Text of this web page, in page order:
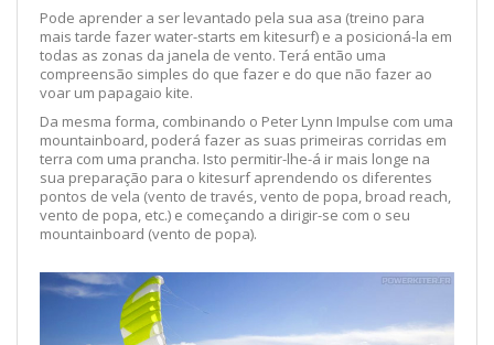
Pode aprender a ser levantado pela sua asa (treino para
mais tarde fazer water-starts em kitesurf) e a posicioná-la em
todas as zonas da janela de vento. Terá então uma
compreensão simples do que fazer e do que não fazer ao
voar um papagaio kite.
Da mesma forma, combinando o Peter Lynn Impulse com uma
mountainboard, poderá fazer as suas primeiras corridas em
terra com uma prancha. Isto permitir-lhe-á ir mais longe na
sua preparação para o kitesurf aprendendo os diferentes
pontos de vela (vento de través, vento de popa, broad reach,
vento de popa, etc.) e começando a dirigir-se com o seu
mountainboard (vento de popa).